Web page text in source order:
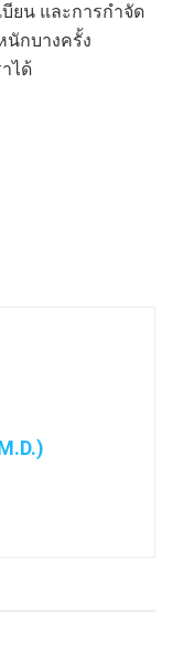
ยน และการกำจัด
กบางครั้ง
ได้